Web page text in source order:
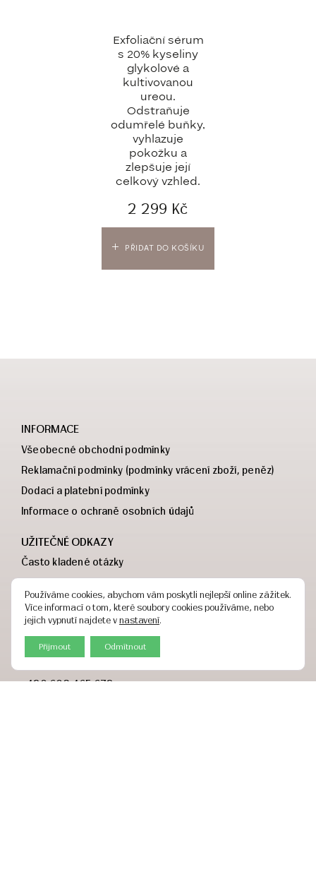
PŘIDAT DO KOŠÍKU
Exfoliační sérum
s 20% kyseliny
glykolové a
kultivovanou
ureou.
Odstraňuje
odumřelé buňky,
vyhlazuje
pokožku a
zlepšuje její
celkový vzhled.
2 299 Kč
INFORMACE
Všeobecné obchodní podmínky
Reklamační podmínky (podmínky vrácení zboží, peněz)
Dodací a platební podmínky
Informace o ochraně osobních údajů
UŽITEČNÉ ODKAZY
Často kladené otázky
Proč se registrovat
KONTAKTY
Recepce
+420 603 465 672
Používáme cookies, abychom vám poskytli nejlepší online zážitek.
Více informací o tom, které soubory cookies používáme, nebo
jejich vypnutí najdete vnastavení.
Přijmout Odmítnout